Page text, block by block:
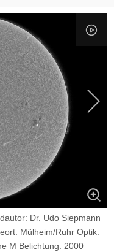
Dr. Udo Siepmann
Mülheim/Ruhr Optik:
M Belichtung: 2000